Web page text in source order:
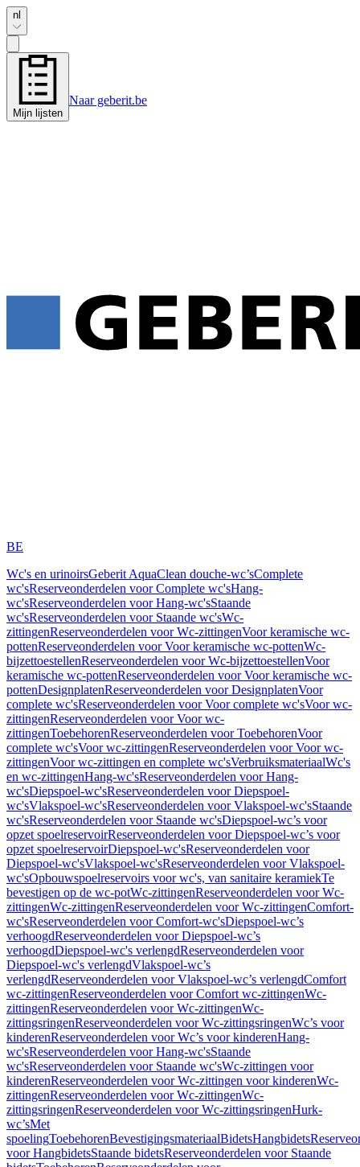
nl
Mijn lijsten
Naar geberit.be
BE
Wc's en urinoirsGeberit AquaClean douche-wc’sComplete
wc'sReserveonderdelen voor Complete wc'sHang-
wc'sReserveonderdelen voor Hang-wc'sStaande
wc'sReserveonderdelen voor Staande wc'sWc-
zittingenReserveonderdelen voor Wc-zittingenVoor keramische wc-
pottenReserveonderdelen voor Voor keramische wc-pottenWc-
bijzettoestellenReserveonderdelen voor Wc-bijzettoestellenVoor
keramische wc-pottenReserveonderdelen voor Voor keramische wc-
pottenDesignplatenReserveonderdelen voor DesignplatenVoor
complete wc'sReserveonderdelen voor Voor complete wc'sVoor wc-
zittingenReserveonderdelen voor Voor wc-
zittingenToebehorenReserveonderdelen voor ToebehorenVoor
complete wc'sVoor wc-zittingenReserveonderdelen voor Voor wc-
zittingenVoor wc-zittingen en complete wc'sVerbruiksmateriaalWc's
en wc-zittingenHang-wc'sReserveonderdelen voor Hang-
wc'sDiepspoel-wc'sReserveonderdelen voor Diepspoel-
wc'sVlakspoel-wc'sReserveonderdelen voor Vlakspoel-wc'sStaande
wc'sReserveonderdelen voor Staande wc'sDiepspoel-wc’s voor
opzet spoelreservoirReserveonderdelen voor Diepspoel-wc’s voor
opzet spoelreservoirDiepspoel-wc'sReserveonderdelen voor
Diepspoel-wc'sVlakspoel-wc'sReserveonderdelen voor Vlakspoel-
wc'sOpbouwspoelreservoirs voor wc's, van sanitaire keramiekTe
bevestigen op de wc-potWc-zittingenReserveonderdelen voor Wc-
zittingenWc-zittingenReserveonderdelen voor Wc-zittingenComfort-
wc'sReserveonderdelen voor Comfort-wc'sDiepspoel-wc’s
verhoogdReserveonderdelen voor Diepspoel-wc’s
verhoogdDiepspoel-wc's verlengdReserveonderdelen voor
Diepspoel-wc's verlengdVlakspoel-wc’s
verlengdReserveonderdelen voor Vlakspoel-wc’s verlengdComfort
wc-zittingenReserveonderdelen voor Comfort wc-zittingenWc-
zittingenReserveonderdelen voor Wc-zittingenWc-
zittingsringenReserveonderdelen voor Wc-zittingsringenWc’s voor
kinderenReserveonderdelen voor Wc’s voor kinderenHang-
wc'sReserveonderdelen voor Hang-wc'sStaande
wc'sReserveonderdelen voor Staande wc'sWc-zittingen voor
kinderenReserveonderdelen voor Wc-zittingen voor kinderenWc-
zittingenReserveonderdelen voor Wc-zittingenWc-
zittingsringenReserveonderdelen voor Wc-zittingsringenHurk-
wc’sMet
spoelingToebehorenBevestigingsmateriaalBidetsHangbidets
voor HangbidetsStaande bidetsReserveonderdelen voor Staande